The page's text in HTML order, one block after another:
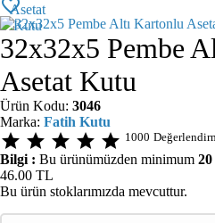
favorite_border
32x32x5 Pembe
Asetat Kutu
Ürün Kodu: 3046
Marka: Fatih Kutu
star star star star star 1000
Bilgi : Bu ürünümüzden minimum 20
46.00 TL
Bu ürün stoklarımızda mevcuttur.